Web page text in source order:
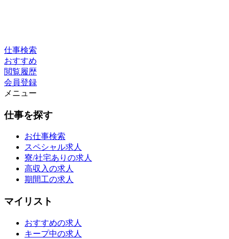
仕事検索
おすすめ
閲覧履歴
会員登録
メニュー
仕事を探す
お仕事検索
スペシャル求人
寮/社宅ありの求人
高収入の求人
期間工の求人
マイリスト
おすすめの求人
キープ中の求人